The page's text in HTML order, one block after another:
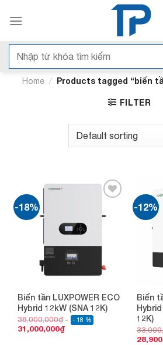
qua
dungSearch
Home / Products tagged “biến
FILTER
-18%
Biến tần LUXPOWER ECO
Hybrid 12kW (SNA 12K)
38,000,000₫ - 18 %
31,000,000₫
-12%
Biến
12K)